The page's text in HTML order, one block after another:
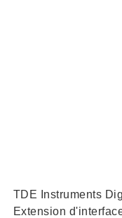
TDE Instruments
Extension